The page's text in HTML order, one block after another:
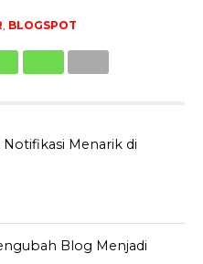
BLOGSPOT
Menarik di
Blog Menjadi